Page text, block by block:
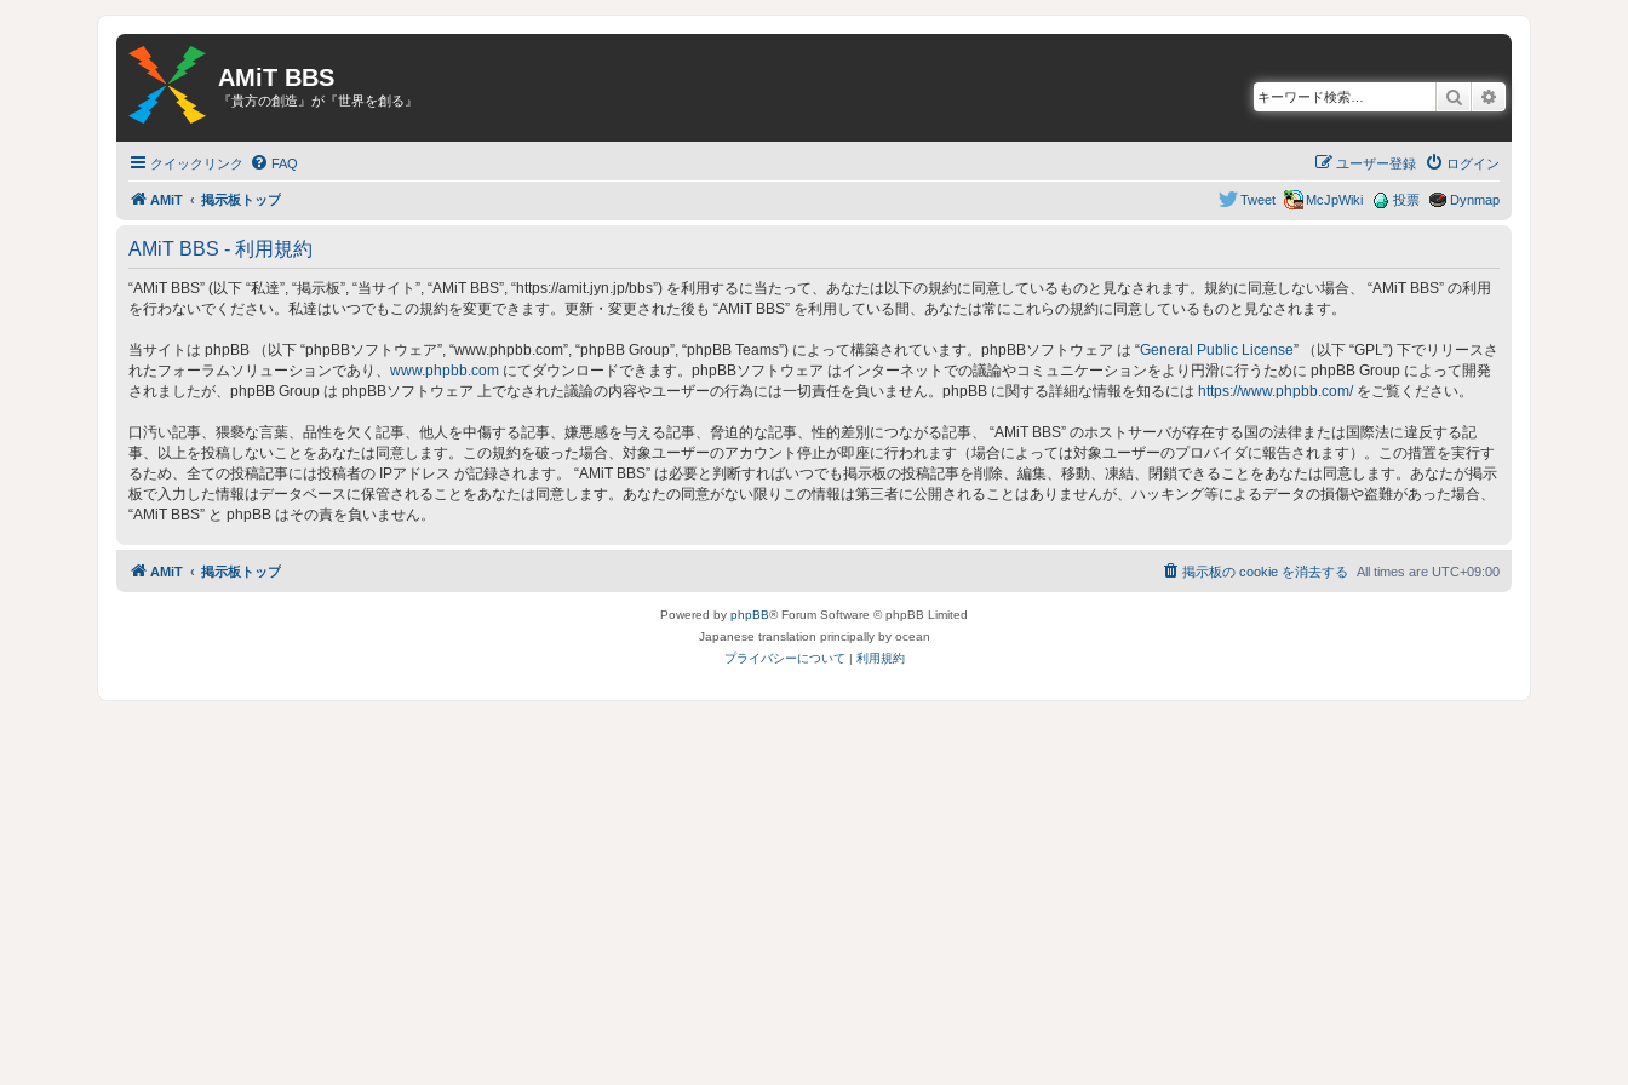
AMiT BBS
『貴方の創造』が『世界を創る』 検索
クイックリンク FAQ ログイン
ユーザー登録
AMiT 掲示板トップ Dynmap
投票
McJpWiki
Tweet
AMiT BBS - 利用規約
“AMiT BBS” (以下 “私達”, “掲示板”, “当サイト”, “AMiT BBS”, “https://amit.jyn.jp/bbs”) を利用するに当たって、あなたは以下の規約に同意しているものと見なされます。規約に同意しない場合、 “AMiT BBS” の利用
を行わないでください。私達はいつでもこの規約を変更できます。更新・変更された後も “AMiT BBS” を利用している間、あなたは常にこれらの規約に同意しているものと見なされます。
当サイトは phpBB （以下 “phpBBソフトウェア”, “www.phpbb.com”, “phpBB Group”, “phpBB Teams”) によって構築されています。phpBBソフトウェア は “General Public License” （以下 “GPL”) 下でリリースさ
れたフォーラムソリューションであり、 www.phpbb.com にてダウンロードできます。phpBBソフトウェア はインターネットでの議論やコミュニケーションをより円滑に行うために phpBB Group によって開発
されましたが、phpBB Group は phpBBソフトウェア 上でなされた議論の内容やユーザーの行為には一切責任を負いません。phpBB に関する詳細な情報を知るには https://www.phpbb.com/をご覧ください。
口汚い記事、猥褻な言葉、品性を欠く記事、他人を中傷する記事、嫌悪感を与える記事、脅迫的な記事、性的差別につながる記事、 “AMiT BBS” のホストサーバが存在する国の法律または国際法に違反する記
事、以上を投稿しないことをあなたは同意します。この規約を破った場合、対象ユーザーのアカウント停止が即座に行われます（場合によっては対象ユーザーのプロバイダに報告されます）。この措置を実行す
るため、全ての投稿記事には投稿者の IPアドレス が記録されます。 “AMiT BBS” は必要と判断すればいつでも掲示板の投稿記事を削除、編集、移動、凍結、閉鎖できることをあなたは同意します。あなたが掲示
板で入力した情報はデータベースに保管されることをあなたは同意します。あなたの同意がない限りこの情報は第三者に公開されることはありませんが、ハッキング等によるデータの損傷や盗難があった場合、
“AMiT BBS” と phpBB はその責を負いません。
AMiT 掲示板トップ All times are UTC+09:00
掲示板の cookie を消去する
Powered by phpBB® Forum Software © phpBB Limited
Japanese translation principally by ocean
プライバシーについて | 利用規約